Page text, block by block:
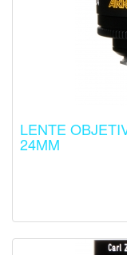
LENTE
24MM